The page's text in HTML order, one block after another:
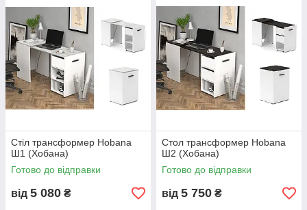
Стіл трансформер Hobana
Ш1 (Хобана)
Готово до відправки
від 5 080 ₴
Стол трансформер Hobana
Ш2 (Хобана)
Готово до відправки
від 5 750 ₴